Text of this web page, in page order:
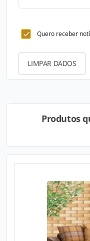
Quero receber
LIMPAR DADOS
Produtos